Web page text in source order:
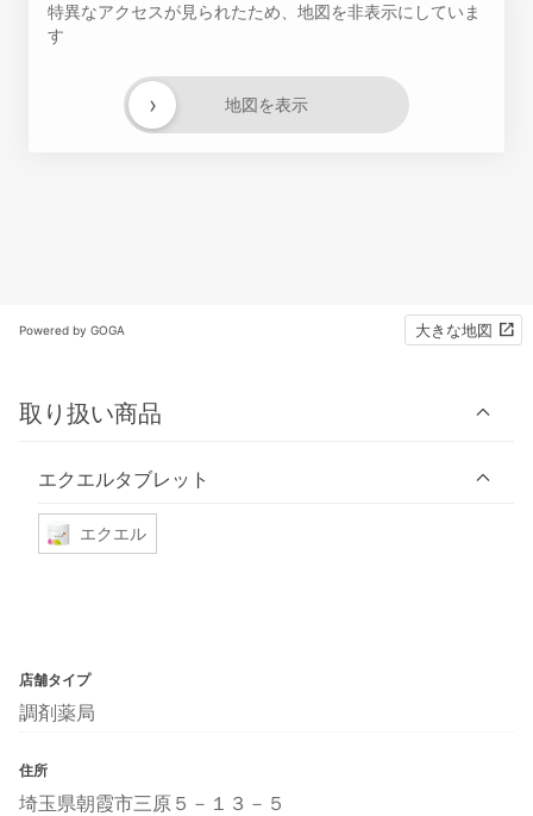
特異なアクセスが見られたため、地図を非表示にしていま
す
地図を表示
›
Powered by GOGA 大きな地図
取り扱い商品
エクエルタブレット
エクエル
店舗タイプ
調剤薬局
住所
埼玉県朝霞市三原５－１３－５